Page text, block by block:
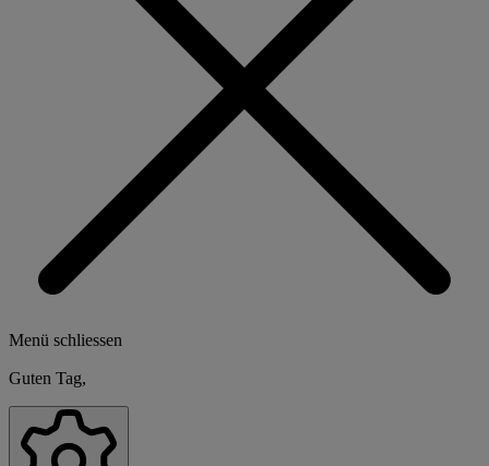
Menü schliessen
Guten Tag,